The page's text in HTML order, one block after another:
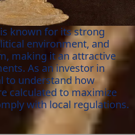
known for its strong
environment, and
making it an attractive
As an investor in
to understand how
calculated to maximize
with local regulations.